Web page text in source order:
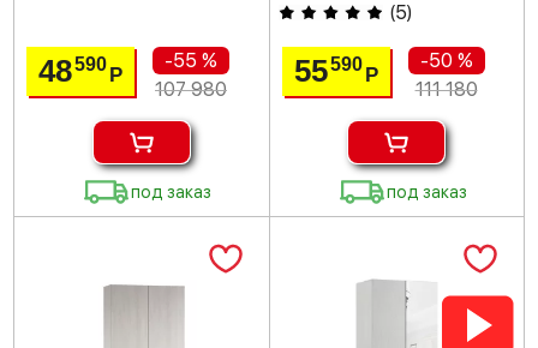
48590Р
-55 %
107 980
под заказ
(5)
55590 Р
-50 %
111 180
под заказ